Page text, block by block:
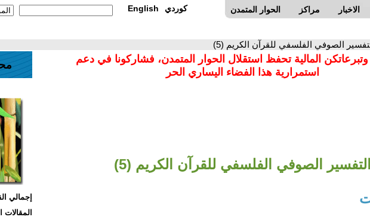
الحوار المتمدن مراكز الاخبار English كوردي
الصوفي الفلسفي للقرآن الكريم (5)
وتبرعاتكن المالية تحفظ استقلال الحوار المتمدن، فشاركونا في دعم
استمرارية هذا الفضاء اليساري الحر
التفسير الصوفي الفلسفي للقرآن الكريم (5)
إجمالي
المقالات